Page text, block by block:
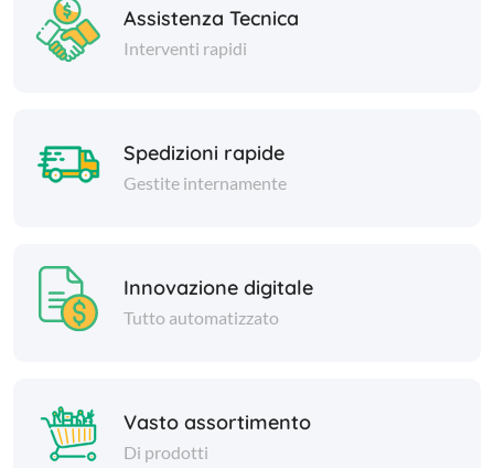
Assistenza Tecnica
Interventi rapidi
Spedizioni rapide
Gestite internamente
Innovazione digitale
Tutto automatizzato
Vasto assortimento
Di prodotti